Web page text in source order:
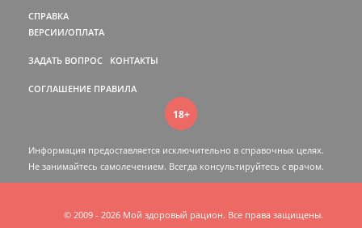
СПРАВКА
ВЕРСИИ/ОПЛАТА
ЗАДАТЬ ВОПРОС КОНТАКТЫ
СОГЛАШЕНИЕ ПРАВИЛА
18+
Информация предоставляется исключительно в справочных целях.
Не занимайтесь самолечением. Всегда консультируйтесь c врачом.
© 2009 - 2026 Мой здоровый рацион. Все права защищены.